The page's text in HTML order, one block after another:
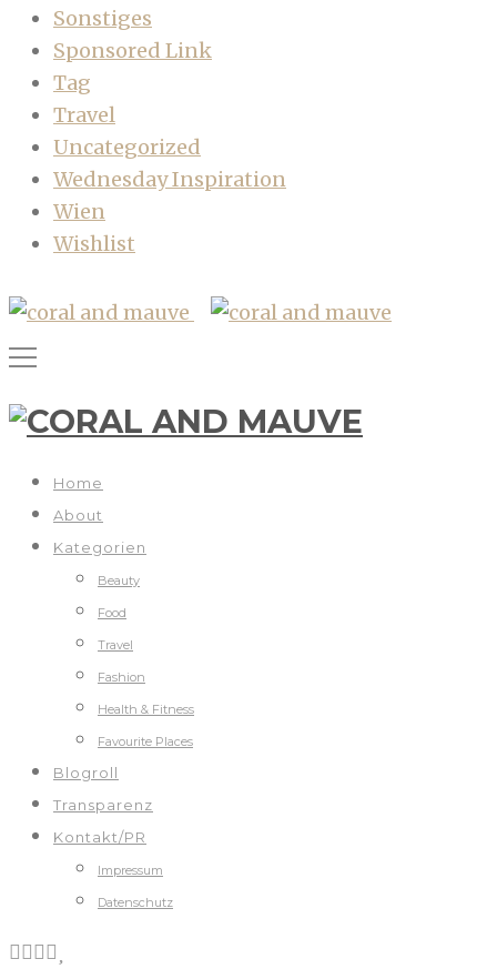
Sonstiges
Sponsored Link
Tag
Travel
Uncategorized
Wednesday Inspiration
Wien
Wishlist
Home
About
Kategorien
Beauty
Food
Travel
Fashion
Health & Fitness
Favourite Places
Blogroll
Transparenz
Kontakt/PR
Impressum
Datenschutz